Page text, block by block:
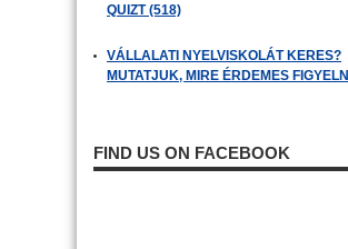
QUIZT (518)
VÁLLALATI NYELVISKOLÁT KERES?
MUTATJUK, MIRE ÉRDEMES FIGYELNI
FIND US ON FACEBOOK